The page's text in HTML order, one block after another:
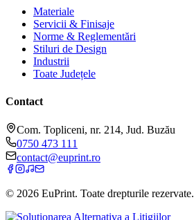
Materiale
Servicii & Finisaje
Norme & Reglementări
Stiluri de Design
Industrii
Toate Județele
Contact
Com. Topliceni, nr. 214, Jud. Buzău
0750 473 111
contact@euprint.ro
© 2026 EuPrint. Toate drepturile rezervate.